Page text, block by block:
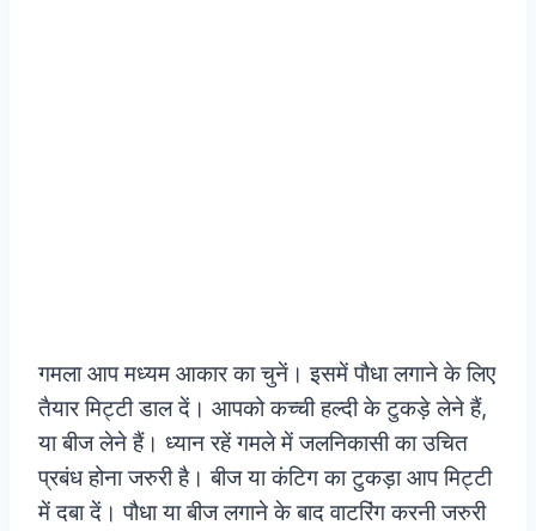
गमला आप मध्यम आकार का चुनें। इसमें पौधा लगाने के लिए
तैयार मिट्टी डाल दें। आपको कच्ची हल्दी के टुकड़े लेने हैं,
या बीज लेने हैं। ध्यान रहें गमले में जलनिकासी का उचित
प्रबंध होना जरुरी है। बीज या कंटिग का टुकड़ा आप मिट्टी
में दबा दें। पौधा या बीज लगाने के बाद वाटरिंग करनी जरुरी